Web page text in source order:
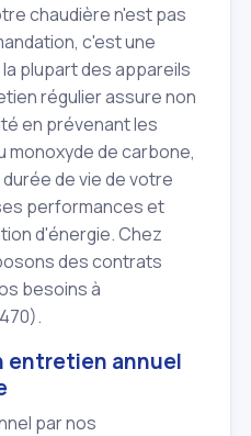
chaudière n'est pas
c'est une
plupart des appareils
régulier assure non
en prévenant les
monoxyde de carbone,
de vie de votre
performances et
d'énergie. Chez
des contrats
besoins à
entretien annuel
par nos